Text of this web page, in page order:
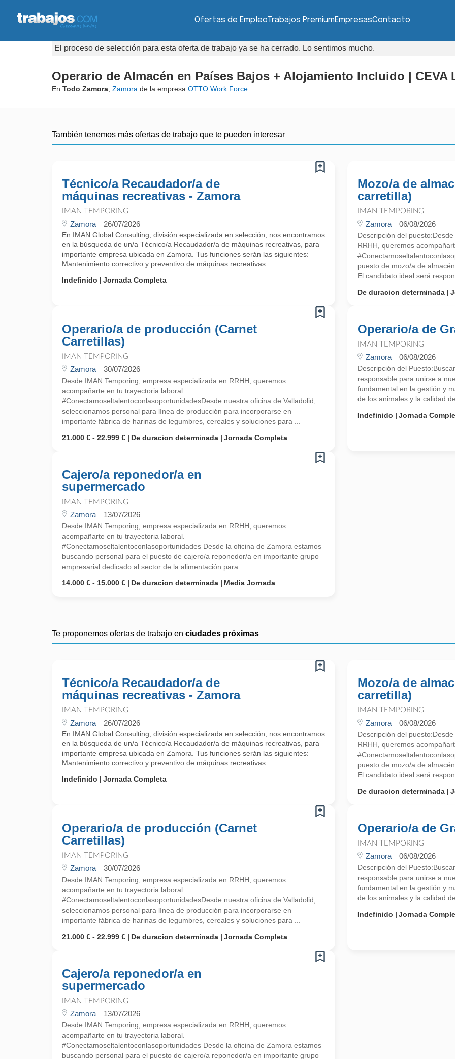
Ofertas de EmpleoTrabajos PremiumEmpresasContacto
El proceso de selección para esta oferta de trabajo ya se ha cerrado. Lo sentimos mucho.
Operario de Almacén en Países Bajos + Alojamiento Incluido | CEVA
En Todo Zamora Zamora de la empresa OTTO Work Force
También tenemos más ofertas de trabajo que te pueden interesar
Técnico/a Recaudador/a de
máquinas recreativas - Zamora
IMAN TEMPORING
Zamora 26/07/2026
En IMAN Global Consulting, división especializada en selección, nos encontramos
en la búsqueda de un/a Técnico/a Recaudador/a de máquinas recreativas, para
importante empresa ubicada en Zamora. Tus funciones serán las siguientes:
Mantenimiento correctivo y preventivo de máquinas recreativas. ...
Indefinido
Jornada Completa
Mozo/a de
carretilla)
IMAN TEMPORING
Zamora 06/08/2026
Descripción del
RRHH, queremos
puesto de mozo/a de
El candidato ideal será
De duracion determinada
Operario/a de producción (Carnet
Carretillas)
IMAN TEMPORING
Zamora 30/07/2026
Desde IMAN Temporing, empresa especializada en RRHH, queremos
acompañarte en tu trayectoria laboral.
#ConectamoseltalentoconlasoportunidadesDesde nuestra oficina de Valladolid,
seleccionamos personal para línea de producción para incorporarse en
importante fábrica de harinas de legumbres, cereales y soluciones para ...
21.000 € - 22.999 €
De duracion determinada Jornada Completa
Operario/a de
IMAN TEMPORING
Zamora 06/08/2026
Descripción del
responsable para unirse a
fundamental en la gestión y
de los animales y la calidad
Indefinido
Jornada
Cajero/a reponedor/a en
supermercado
IMAN TEMPORING
Zamora 13/07/2026
Desde IMAN Temporing, empresa especializada en RRHH, queremos
acompañarte en tu trayectoria laboral.
#Conectamoseltalentoconlasoportunidades Desde la oficina de Zamora estamos
buscando personal para el puesto de cajero/a reponedor/a en importante grupo
empresarial dedicado al sector de la alimentación para ...
14.000 € - 15.000 €
De duracion determinada Media Jornada
Te proponemos ofertas de trabajo en ciudades próximas
Técnico/a Recaudador/a de
máquinas recreativas - Zamora
IMAN TEMPORING
Zamora 26/07/2026
En IMAN Global Consulting, división especializada en selección, nos encontramos
en la búsqueda de un/a Técnico/a Recaudador/a de máquinas recreativas, para
importante empresa ubicada en Zamora. Tus funciones serán las siguientes:
Mantenimiento correctivo y preventivo de máquinas recreativas. ...
Indefinido
Jornada Completa
Mozo/a de
carretilla)
IMAN TEMPORING
Zamora 06/08/2026
Descripción del
RRHH, queremos
puesto de mozo/a de
El candidato ideal será
De duracion determinada
Operario/a de producción (Carnet
Carretillas)
IMAN TEMPORING
Zamora 30/07/2026
Desde IMAN Temporing, empresa especializada en RRHH, queremos
acompañarte en tu trayectoria laboral.
#ConectamoseltalentoconlasoportunidadesDesde nuestra oficina de Valladolid,
seleccionamos personal para línea de producción para incorporarse en
importante fábrica de harinas de legumbres, cereales y soluciones para ...
21.000 € - 22.999 €
De duracion determinada Jornada Completa
Operario/a de
IMAN TEMPORING
Zamora 06/08/2026
Descripción del
responsable para unirse a
fundamental en la gestión y
de los animales y la calidad
Indefinido
Jornada
Cajero/a reponedor/a en
supermercado
IMAN TEMPORING
Zamora 13/07/2026
Desde IMAN Temporing, empresa especializada en RRHH, queremos
acompañarte en tu trayectoria laboral.
#Conectamoseltalentoconlasoportunidades Desde la oficina de Zamora estamos
buscando personal para el puesto de cajero/a reponedor/a en importante grupo